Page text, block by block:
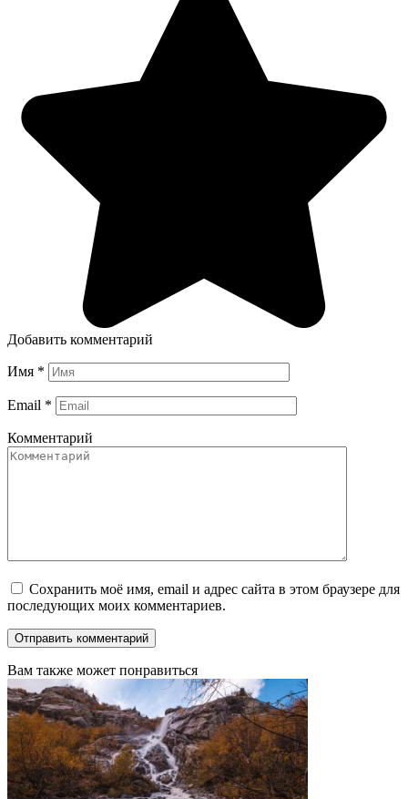
Добавить комментарий
Имя *
Email *
Комментарий
Сохранить моё имя, email и адрес сайта в этом браузере для
последующих моих комментариев.
Вам также может понравиться